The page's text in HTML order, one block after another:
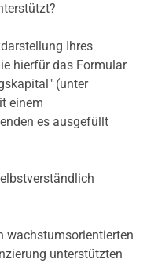
Ihres
hierfür das Formular
(unter
einem
es ausgefüllt
wachstumsorientierten
unterstützten